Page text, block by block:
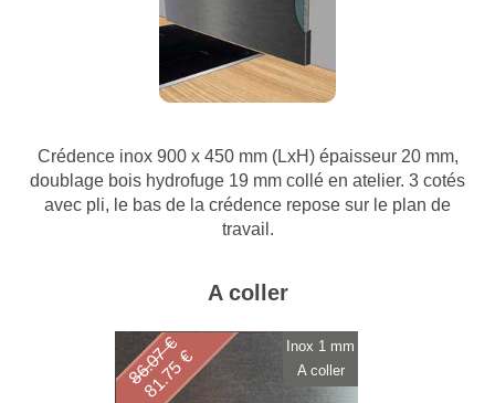
Crédence inox 900 x 450 mm (LxH) épaisseur 20 mm,
doublage bois hydrofuge 19 mm collé en atelier. 3 cotés
avec pli, le bas de la crédence repose sur le plan de
travail.
A coller
81.75 €
86.07 €
Inox 1 mm
A coller